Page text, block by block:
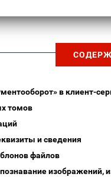
в клиент-
томов
и сведения
файлов
изображений,